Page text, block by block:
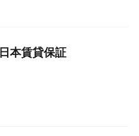
本賃貸保証